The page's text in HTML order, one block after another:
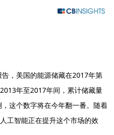
，美国的能源储藏在2017年第
年至2017年间，累计储藏量
这个数字将在今年翻一番。随着
工智能正在提升这个市场的效